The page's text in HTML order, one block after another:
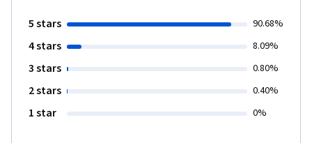
5 stars 90.68%
4 stars 8.09%
3 stars 0.80%
2 stars 0.40%
1 star 0%